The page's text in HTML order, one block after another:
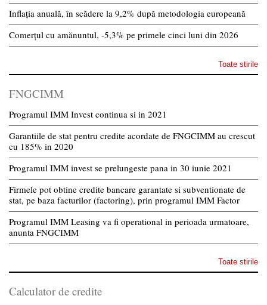
Inflația anuală, în scădere la 9,2% după metodologia europeană
Comerțul cu amănuntul, -5,3% pe primele cinci luni din 2026
Toate stirile
FNGCIMM
Programul IMM Invest continua si in 2021
Garantiile de stat pentru credite acordate de FNGCIMM au crescut
cu 185% in 2020
Programul IMM invest se prelungeste pana in 30 iunie 2021
Firmele pot obtine credite bancare garantate si subventionate de
stat, pe baza facturilor (factoring), prin programul IMM Factor
Programul IMM Leasing va fi operational in perioada urmatoare,
anunta FNGCIMM
Toate stirile
Calculator de credite